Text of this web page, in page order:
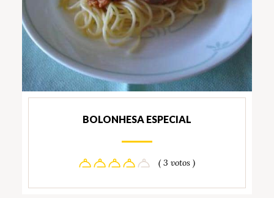
BOLONHESA ESPECIAL
( 3 votos )